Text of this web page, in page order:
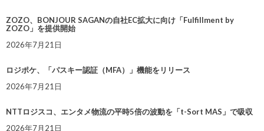
ZOZO、BONJOUR SAGANの自社EC拡大に向け「Fulfillment by
ZOZO」を提供開始
2026年7月21日
ロジポケ、「パスキー認証（MFA）」機能をリリース
2026年7月21日
NTTロジスコ、エンタメ物流の平時5倍の波動を「t-Sort MAS」で吸収
2026年7月21日